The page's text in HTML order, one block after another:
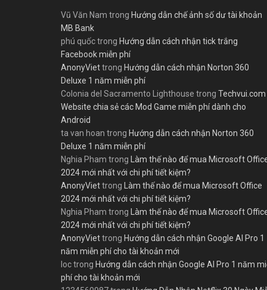
Vũ Văn Nam trong Hướng dẫn chế ảnh số dư tài khoản
MB Bank
phú quốctrong Hướng dẫn cách nhận tick trắng
Facebook miễn phí
AnonyViettrong Hướng dẫn cách nhận Norton 360
Deluxe 1 năm miễn phí
Colonia del Sacramento Lighthouse trong Techvui.com
Website chia sẻ các Mod Game miễn phí dành cho
Android
ta van hoan trong Hướng dẫn cách nhận Norton 360
Deluxe 1 năm miễn phí
Nghia Pham trong Làm thế nào để mua Microsoft
2024 mới nhất với chi phí tiết kiệm?
AnonyViettrong Làm thế nào để mua Microsoft Office
2024 mới nhất với chi phí tiết kiệm?
Nghia Pham trong Làm thế nào để mua Microsoft
2024 mới nhất với chi phí tiết kiệm?
AnonyViettrong Hướng dẫn cách nhận Google AI Pro 1
năm miễn phí cho tài khoản mới
loctrong Hướng dẫn cách nhận Google AI Pro 1 năm
phí cho tài khoản mới